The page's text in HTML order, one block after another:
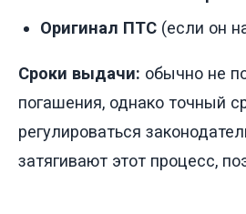
Оригинал ПТС (если он
Сроки выдачи: обычно не
погашения, однако точный
регулироваться
затягивают этот процесс,